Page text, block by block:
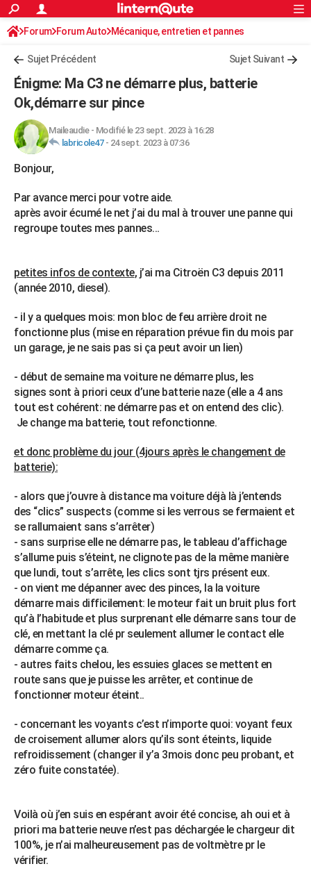
ACTUALITÉS
Politique
Société
Faits Divers
Education
Monde
Villes
+
Programme TV
TNTStreaming
Cinéma
Sorties cinéma
Musique
+FINANCE
Retraite
Impôts
Epargne
Immobilier
Risques naturels par ville
Banque
Assurance
Crédit
AUTO
Essais
Réserver un essai
Citadines
Berlines
SUV
Forum auto
HIGH-TECH
Forum
Aménagement intérieur
Extérieur
Cuisine
Salle de bains
Jardinage
Rangement
WEEK-END
Art de vivre
Bien-être
Loisirs
Mode
Modes de vie
SANTE
Alimentation
Guide de la santé
Maladies
Médicaments
Sommeil
Destinations
City break
Voyage nature
Voyage de noces
Forum
Climat
PHOTO
GUIDES D'ACHAT
BONS PLANS
CARTE DE VOEUX
Dictionnaire
Biographies
Citations
Expressions
Proverbes
PROGRAMME TV
COPAINS D'AVANT
S'inscrire
Se connecter
Lycées
Collèges
Primaires
Universités
Entreprises
Service militaire
Avis de recherche
AVIS DE DÉCÈS
FORUM
Bricolage
Lifestyle
Culture
Sport
Auto
Television
Voyage
Cinema
Rechercher
S'inscrire
Connexion
Forum Forum Auto Mécanique, entretien et pannes
Sujet Précédent Sujet Suivant
Énigme: Ma C3 ne démarre plus, batterie
Ok,démarre sur pince
Maileaudie- Modifié le 23 sept. 2023 à 16:28
labricole47- 24 sept. 2023 à 07:36
Bonjour,
Par avance merci pour votre aide.
après avoir écumé le net j’ai du mal à trouver une panne qui
regroupe toutes mes pannes…
petites infos de contexte, j’ai ma Citroën C3 depuis 2011
(année 2010, diesel).
- il y a quelques mois: mon bloc de feu arrière droit ne
fonctionne plus (mise en réparation prévue fin du mois par
un garage, je ne sais pas si ça peut avoir un lien)
- début de semaine ma voiture ne démarre plus, les
signes sont à priori ceux d’une batterie naze (elle a 4 ans
tout est cohérent: ne démarre pas et on entend des clic).
Je change ma batterie, tout refonctionne.
et donc problème du jour (4jours après le changement de
batterie):
- alors que j’ouvre à distance ma voiture déjà là j’entends
des “clics” suspects (comme si les verrous se fermaient et
se rallumaient sans s’arrêter)
- sans surprise elle ne démarre pas, le tableau d’affichage
s’allume puis s’éteint, ne clignote pas de la même manière
que lundi, tout s’arrête, les clics sont tjrs présent eux.
- on vient me dépanner avec des pinces, la la voiture
démarre mais difficilement: le moteur fait un bruit plus fort
qu’à l’habitude et plus surprenant elle démarre sans tour de
clé, en mettant la clé pr seulement allumer le contact elle
démarre comme ça.
- autres faits chelou, les essuies glaces se mettent en
route sans que je puisse les arrêter, et continue de
fonctionner moteur éteint..
- concernant les voyants c’est n’importe quoi: voyant feux
de croisement allumer alors qu’ils sont éteints, liquide
refroidissement (changer il y’a 3mois donc peu probant, et
zéro fuite constatée).
Voilà où j’en suis en espérant avoir été concise, ah oui et à
priori ma batterie neuve n’est pas déchargée le chargeur dit
100%, je n’ai malheureusement pas de voltmètre pr le
vérifier.